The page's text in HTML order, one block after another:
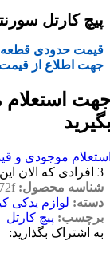
پیچ کارتل
قیمت حدودی
جهت اطلاع از
استعلام
موجودی و
3 افرادی که الان
شناسه محصول:
دسته: لوازم یدکی
برچسب: پیچ کارتل
به اشتراک بگذارید: